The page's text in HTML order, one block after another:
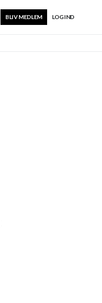
LOG IND
BLIV MEDLEM